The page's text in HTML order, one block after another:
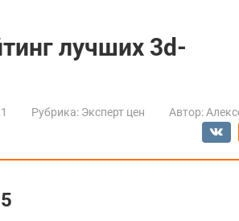
лучших 3d-
Рубрика: Эксперт цен Автор: